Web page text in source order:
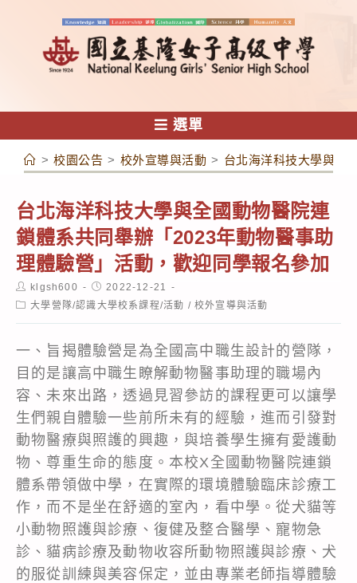
容
選單
> 校園公告 > 校外宣導與活動 > 台北海洋科技大學與全
台北海洋科技大學與全國動物醫院連
鎖體系共同舉辦「2023年動物醫事助
理體驗營」活動，歡迎同學報名參加
Post
author:
klgsh600
Post
published:
2022-12-21
Post大學營隊/認識大學校系課程/活動 / 校外宣導與活動
一、旨揭體驗營是為全國高中職生設計的營隊，
目的是讓高中職生瞭解動物醫事助理的職場內
容、未來出路，透過見習參訪的課程更可以讓學
生們親自體驗一些前所未有的經驗，進而引發對
動物醫療與照護的興趣，與培養學生擁有愛護動
物、尊重生命的態度。本校X全國動物醫院連鎖
體系帶領做中學，在實際的環境體驗臨床診療工
作，而不是坐在舒適的室內，看中學。從犬貓等
小動物照護與診療、復健及整合醫學、寵物急
診、貓病診療及動物收容所動物照護與診療、犬
的服從訓練與美容保定，並由專業老師指導體驗